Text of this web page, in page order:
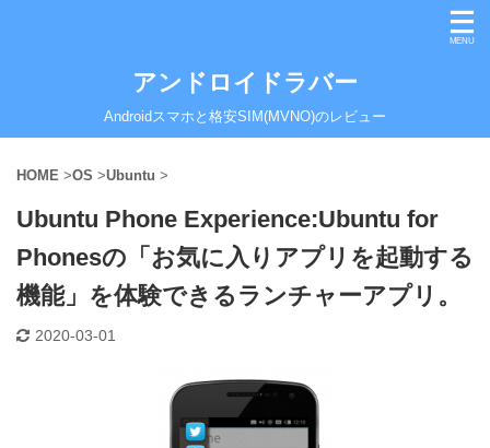
アンドロイドラバー
Androidスマホと格安SIM(MVNO)のレビュー
HOME >OS >Ubuntu >
Ubuntu Phone Experience:Ubuntu for
Phonesの「お気に入りアプリを起動する
機能」を体験できるランチャーアプリ。
2020-03-01